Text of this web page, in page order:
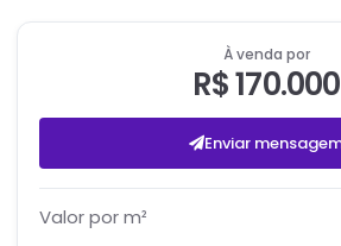
À venda por
R$ 170.000
Enviar
Valor por m²